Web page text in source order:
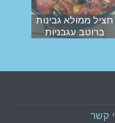
חציל ממולא גבינות
ברוטב עגבניות
קשר